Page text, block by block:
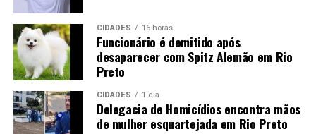
CIDADES 16 horas
Funcionário é demitido após
desaparecer com Spitz Alemão em Rio
Preto
CIDADES 1 dia
Delegacia de Homicídios encontra mãos
de mulher esquartejada em Rio Preto